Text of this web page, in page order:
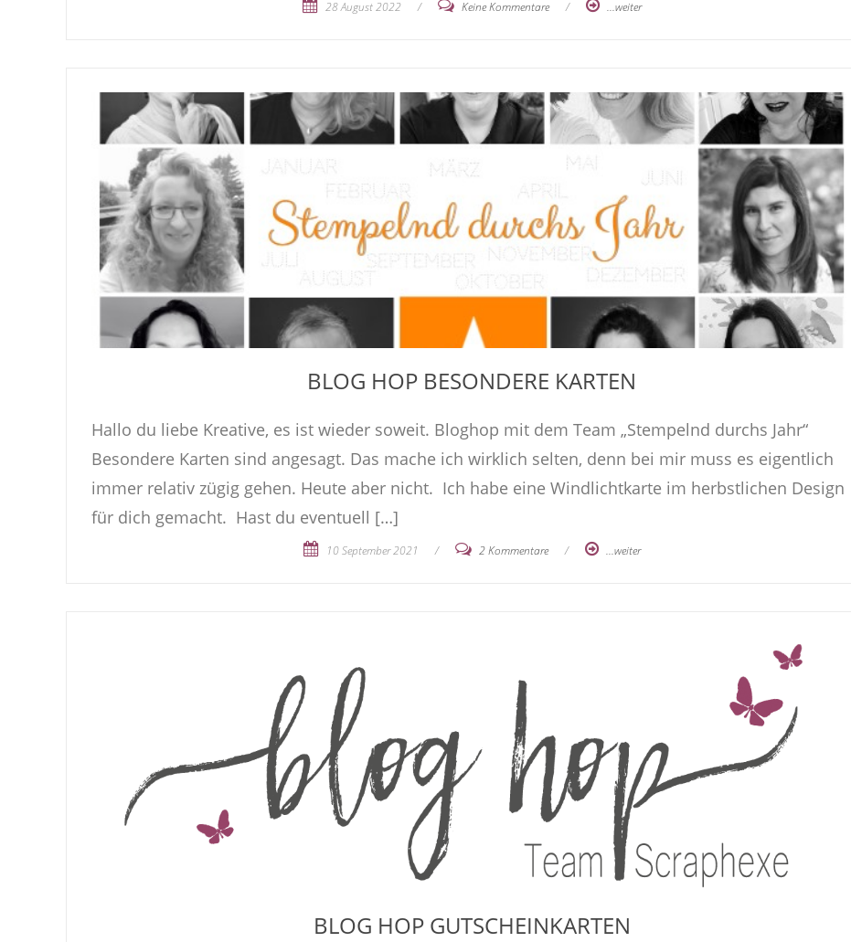
28 August 2022 / Keine Kommentare / ...weiter
BLOG HOP BESONDERE KARTEN
Hallo du liebe Kreative, es ist wieder soweit. Bloghop mit dem Team „Stempelnd durchs Jahr“
Besondere Karten sind angesagt. Das mache ich wirklich selten, denn bei mir muss es eigentlich
immer relativ zügig gehen. Heute aber nicht. Ich habe eine Windlichtkarte im herbstlichen Design
für dich gemacht. Hast du eventuell […]
10 September 2021 / 2 Kommentare / ...weiter
BLOG HOP GUTSCHEINKARTEN